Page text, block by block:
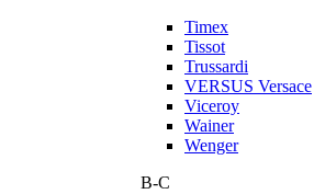
Timex
Tissot
Trussardi
VERSUS Versace
Viceroy
Wainer
Wenger
В-С